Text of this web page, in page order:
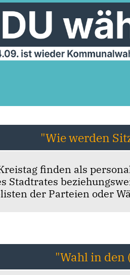
"Wie werden
finden als
Stadtrates
der Parteien oder
"Wahl in den